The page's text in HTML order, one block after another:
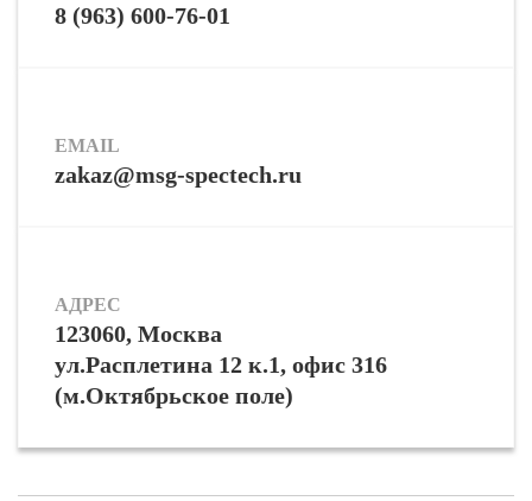
8 (963) 600-76-01
EMAIL
zakaz@msg-spectech.ru
АДРЕС
123060, Москва
ул.Расплетина 12 к.1, офис 316
(м.Октябрьское поле)